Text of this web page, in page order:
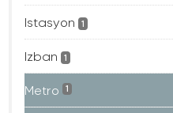
Istasyon 1
Izban 1
Metro 1